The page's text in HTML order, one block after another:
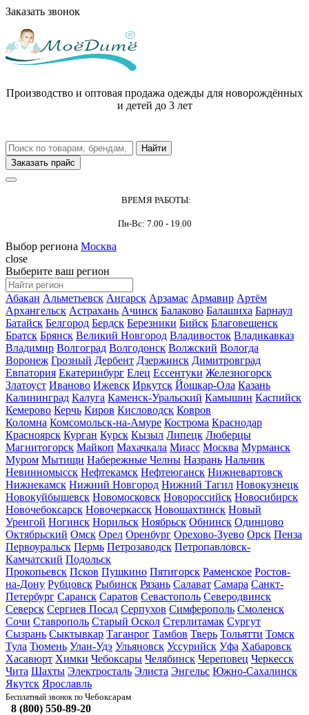
Заказать звонок
Производство и оптовая продажа одежды для новорождённых
и детей до 3 лет
Заказать прайс
ВРЕМЯ РАБОТЫ:
Пн-Вс: 7.00 - 19.00
Выбор региона Москва
close
Выберите ваш регион
Абакан Альметьевск Ангарск Арзамас Армавир Артём
Архангельск Астрахань Ачинск Балаково Балашиха Барнаул
Батайск Белгород Бердск Березники Бийск Благовещенск
Братск Брянск Великий Новгород Владивосток Владикавказ
Владимир Волгоград Волгодонск Волжский Вологда
Воронеж Грозный Дербент Дзержинск Димитровград
Евпатория Екатеринбург Елец Ессентуки Железногорск
Златоуст Иваново Ижевск Иркутск Йошкар-Ола Казань
Калининград Калуга Каменск-Уральский Камышин Каспийск
Кемерово Керчь Киров Кисловодск Ковров
Коломна Комсомольск-на-Амуре Кострома Краснодар
Красноярск Курган Курск Кызыл Липецк Люберцы
Магнитогорск Майкоп Махачкала Миасс Москва Мурманск
Муром Мытищи Набережные Челны Назрань Нальчик
Невинномысск Нефтекамск Нефтеюганск Нижневартовск
Нижнекамск Нижний Новгород Нижний Тагил Новокузнецк
Новокуйбышевск Новомосковск Новороссийск Новосибирск
Новочебоксарск Новочеркасск Новошахтинск Новый
Уренгой Ногинск Норильск Ноябрьск Обнинск Одинцово
Октябрьский Омск Орел Оренбург Орехово-Зуево Орск Пенза
Первоуральск Пермь Петрозаводск Петропавловск-
Камчатский Подольск
Прокопьевск Псков Пушкино Пятигорск Раменское Ростов-
на-Дону Рубцовск Рыбинск Рязань Салават Самара Санкт-
Петербург Саранск Саратов Севастополь Северодвинск
Северск Сергиев Посад Серпухов Симферополь Смоленск
Сочи Ставрополь Старый Оскол Стерлитамак Сургут
Сызрань Сыктывкар Таганрог Тамбов Тверь Тольятти Томск
Тула Тюмень Улан-Удэ Ульяновск Уссурийск Уфа Хабаровск
Хасавюрт Химки Чебоксары Челябинск Череповец Черкесск
Чита Шахты Электросталь Элиста Энгельс Южно-Сахалинск
Якутск Ярославль
Бесплатный звонок по Чебоксарам
8 (800) 550-89-20